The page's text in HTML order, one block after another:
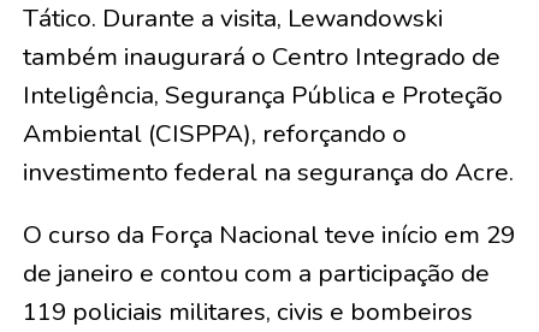
Tático. Durante a visita, Lewandowski
também inaugurará o Centro Integrado de
Inteligência, Segurança Pública e Proteção
Ambiental (CISPPA), reforçando o
investimento federal na segurança do Acre.
O curso da Força Nacional teve início em 29
de janeiro e contou com a participação de
119 policiais militares, civis e bombeiros